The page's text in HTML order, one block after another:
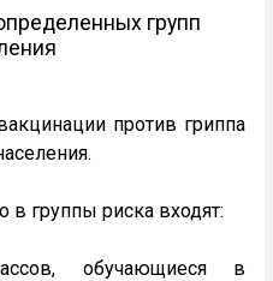
групп
против гриппа
в группы риска входят:
обучающиеся в